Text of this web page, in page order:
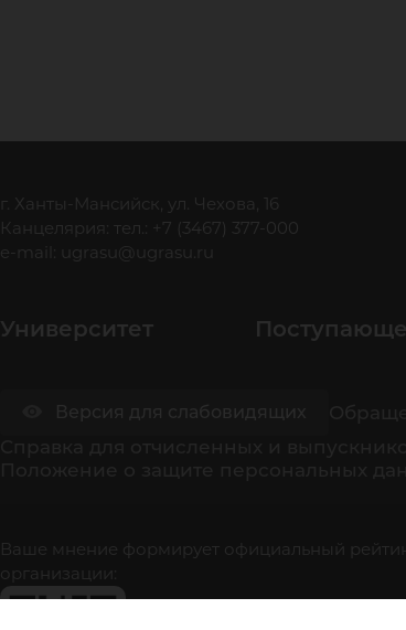
г. Ханты-Мансийск, ул. Чехова, 16
Канцелярия: тел.: +7 (3467) 377-000
e-mail:
ugrasu@ugrasu.ru
Университет
Ваше мнение формирует официальный
организации: